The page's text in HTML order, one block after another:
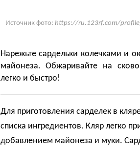
Источник фото: https://ru.123rf.com/
Нарежьте сардельки колечками и
майонеза. Обжаривайте на
легко и быстро!
Для приготовления сарделек в
списка ингредиентов. Кляр легко
добавлением майонеза и муки.